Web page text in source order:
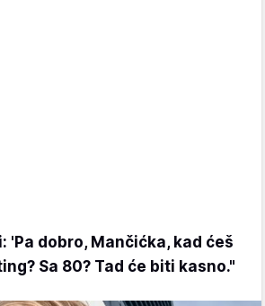
'Pa dobro, Mančićka, kad ćeš
Sa 80? Tad će biti kasno."